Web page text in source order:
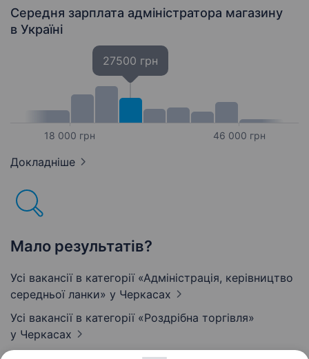
Середня зарплата адміністратора магазину
в Україні
18 000 грн
27500 грн
46 000 грн
Докладніше
Мало результатів?
Усі вакансії в категорії «Адмiнiстрацiя, керівництво
середньої ланки» у Черкасах
Усі вакансії в категорії «Роздрібна торгівля»
у Черкасах